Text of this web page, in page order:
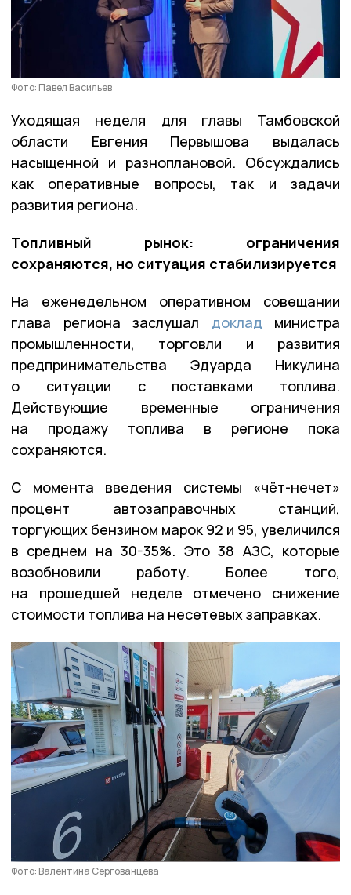
Фото: Павел Васильев
Уходящая неделя для главы Тамбовской
области Евгения Первышова выдалась
насыщенной и разноплановой. Обсуждались
как оперативные вопросы, так и задачи
развития региона.
Топливный рынок: ограничения
сохраняются, но ситуация стабилизируется
На еженедельном оперативном совещании
глава региона заслушал доклад министра
промышленности, торговли и развития
предпринимательства Эдуарда Никулина
о ситуации с поставками топлива.
Действующие временные ограничения
на продажу топлива в регионе пока
сохраняются.
С момента введения системы «чёт-нечет»
процент автозаправочных станций,
торгующих бензином марок 92 и 95, увеличился
в среднем на 30-35%. Это 38 АЗС, которые
возобновили работу. Более того,
на прошедшей неделе отмечено снижение
стоимости топлива на несетевых заправках.
Фото: Валентина Сергованцева